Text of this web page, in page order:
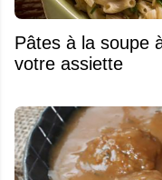
Pâtes à la soupe
votre assiette